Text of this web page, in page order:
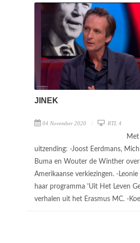
JINEK
04 November 2020 RTL 4
Met
uitzending: -Joost Eerdmans,
Buma en Wouter de Winther
Amerikaanse verkiezingen. -
haar programma 'Uit Het Leven
verhalen uit het Erasmus MC. -